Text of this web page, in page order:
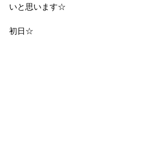
いと思います☆
初日☆